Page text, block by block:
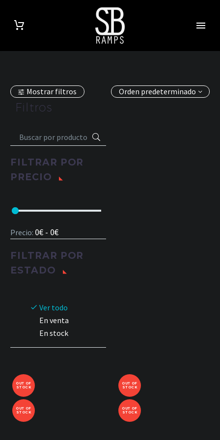
Mostrar filtros
Filtros
FILTRAR POR
PRECIO
Precio: 0€ - 0€
FILTRAR POR
ESTADO
Ver todo
En venta
En stock
Orden predeterminado
OUT OF
STOCK
OUT OF
STOCK
OUT OF
STOCK
OUT OF
STOCK